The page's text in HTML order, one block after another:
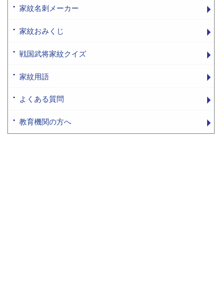
家紋名刺メーカー
家紋おみくじ
戦国武将家紋クイズ
家紋用語
よくある質問
教育機関の方へ